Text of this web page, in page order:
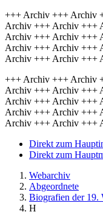
+++ Archiv +++ Archiv
Archiv +++ Archiv +++
Archiv +++ Archiv +++
Archiv +++ Archiv +++
Archiv +++ Archiv +++
+++ Archiv +++ Archiv
Archiv +++ Archiv +++
Archiv +++ Archiv +++
Archiv +++ Archiv +++
Archiv +++ Archiv +++
Direkt zum
Direkt zum
Webarchiv
Abgeordnete
Biografien der 19.
H